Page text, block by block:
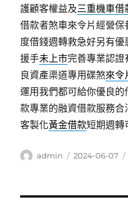
護顧客權益及三重機車借
借款者煞車來令片經營保
度借錢週轉救急好另有
援手未上市完善專業認證
良資產渠道專用碟煞來令
運用我們都可給你優良的
款專業的融資借款服務
客製化黃金借款短期週轉
作
admin
發
2024-06-07